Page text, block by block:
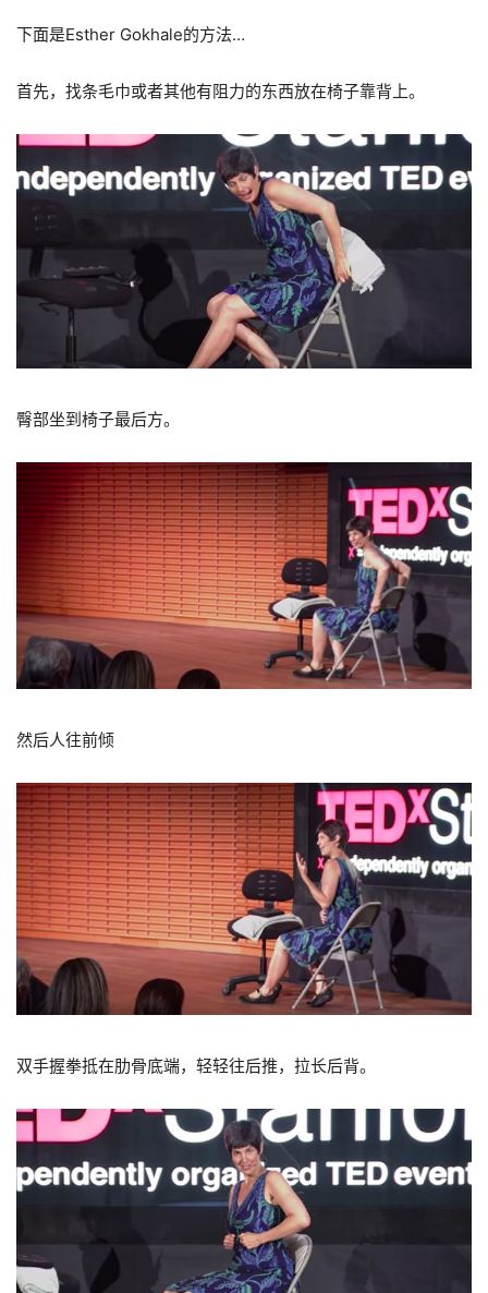
下面是Esther Gokhale的方法…
首先，找条毛巾或者其他有阻力的东西放在椅子靠背上。
臀部坐到椅子最后方。
然后人往前倾
双手握拳抵在肋骨底端，轻轻往后推，拉长后背。